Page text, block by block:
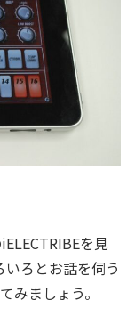
を見
ろとお話を伺う
みましょう。